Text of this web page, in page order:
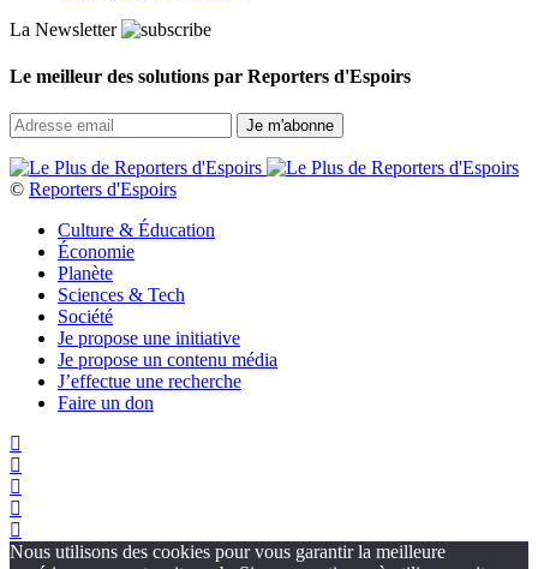
La Newsletter
Le meilleur des solutions par Reporters d'Espoirs
© Reporters d'Espoirs
Culture & Éducation
Économie
Planète
Sciences & Tech
Société
Je propose une initiative
Je propose un contenu média
J’effectue une recherche
Faire un don
Nous utilisons des cookies pour vous garantir la meilleure